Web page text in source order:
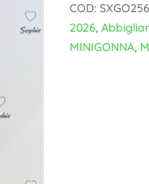
COD:
2026,
MINIGONNA,